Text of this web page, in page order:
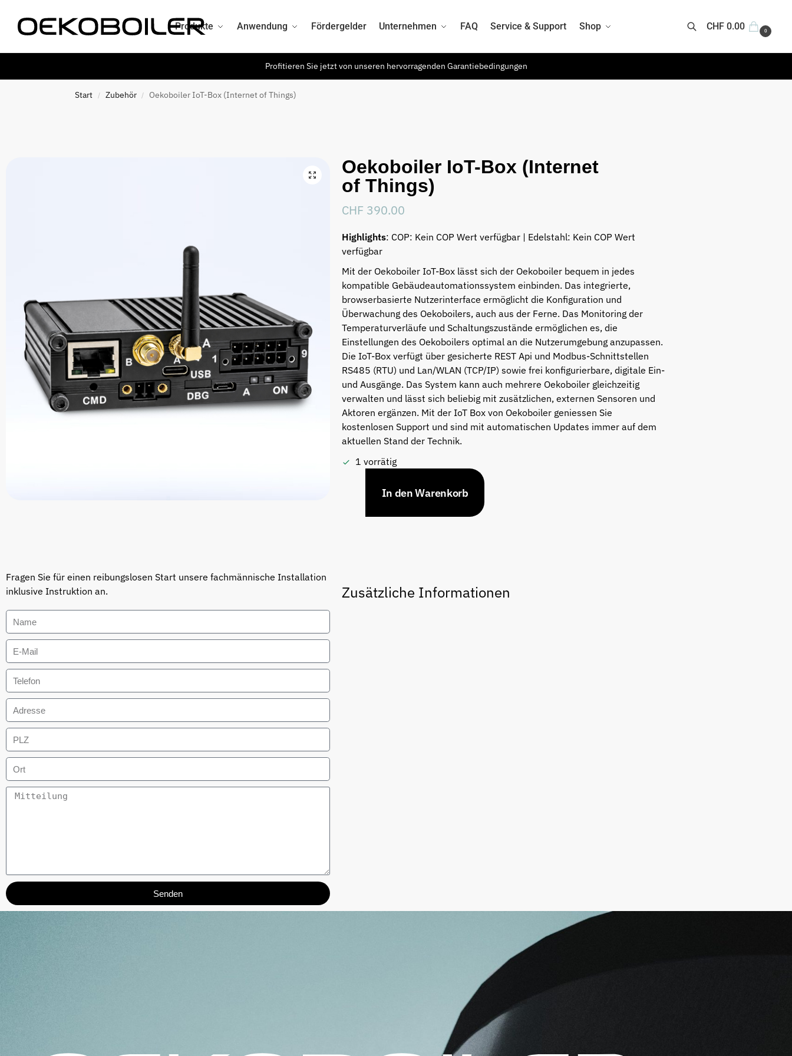
Produkte Anwendung Fördergelder Unternehmen FAQ Service & Support Shop
Suche
CHF 0.00 0
Profitieren Sie jetzt von unseren hervorragenden Garantiebedingungen
Start / Zubehör / Oekoboiler IoT-Box (Internet of Things)
Oekoboiler IoT-Box (Internet
of Things)
CHF 390.00
Highlights: COP: Kein COP Wert verfügbar | Edelstahl: Kein COP Wert
verfügbar
Mit der Oekoboiler IoT-Box lässt sich der Oekoboiler bequem in jedes
kompatible Gebäudeautomationssystem einbinden. Das integrierte,
browserbasierte Nutzerinterface ermöglicht die Konfiguration und
Überwachung des Oekoboilers, auch aus der Ferne. Das Monitoring der
Temperaturverläufe und Schaltungszustände ermöglichen es, die
Einstellungen des Oekoboilers optimal an die Nutzerumgebung anzupassen.
Die IoT-Box verfügt über gesicherte REST Api und Modbus-Schnittstellen
RS485 (RTU) und Lan/WLAN (TCP/IP) sowie frei konfigurierbare, digitale Ein-
und Ausgänge. Das System kann auch mehrere Oekoboiler gleichzeitig
verwalten und lässt sich beliebig mit zusätzlichen, externen Sensoren und
Aktoren ergänzen. Mit der IoT Box von Oekoboiler geniessen Sie
kostenlosen Support und sind mit automatischen Updates immer auf dem
aktuellen Stand der Technik.
1 vorrätig
In den Warenkorb
Fragen Sie für einen reibungslosen Start unsere fachmännische Installation
inklusive Instruktion an.
Senden
Zusätzliche Informationen